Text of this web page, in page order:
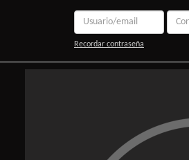
Recordar contraseña